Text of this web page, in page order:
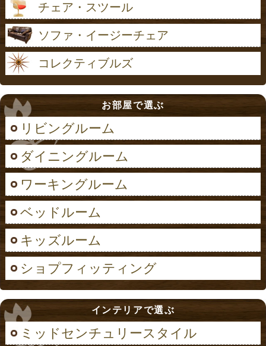
チェア・スツール
ソファ・イージーチェア
コレクティブルズ
お部屋で選ぶ
リビングルーム
ダイニングルーム
ワーキングルーム
ベッドルーム
キッズルーム
ショプフィッティング
インテリアで選ぶ
ミッドセンチュリースタイル